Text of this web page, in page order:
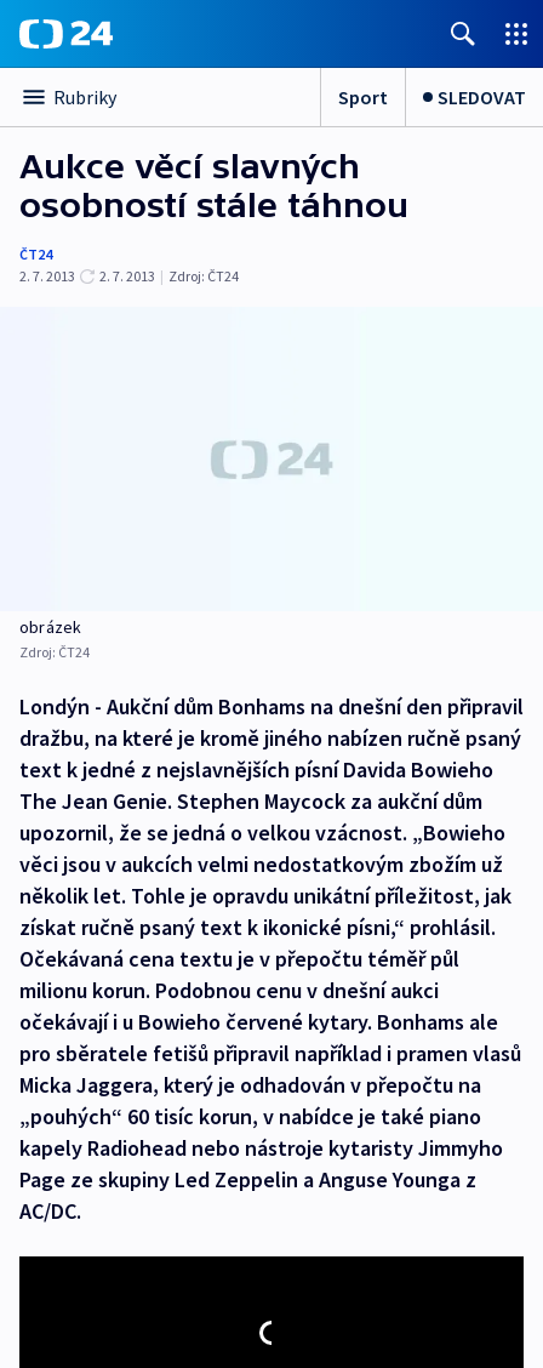
Rubriky Sport SLEDOVAT
Aukce věcí slavných
osobností stále táhnou
ČT24
2. 7. 2013
2. 7. 2013 | Zdroj: ČT24
obrázek
Zdroj: ČT24
Londýn - Aukční dům Bonhams na dnešní den připravil
dražbu, na které je kromě jiného nabízen ručně psaný
text k jedné z nejslavnějších písní Davida Bowieho
The Jean Genie. Stephen Maycock za aukční dům
upozornil, že se jedná o velkou vzácnost. „Bowieho
věci jsou v aukcích velmi nedostatkovým zbožím už
několik let. Tohle je opravdu unikátní příležitost, jak
získat ručně psaný text k ikonické písni,“ prohlásil.
Očekávaná cena textu je v přepočtu téměř půl
milionu korun. Podobnou cenu v dnešní aukci
očekávají i u Bowieho červené kytary. Bonhams ale
pro sběratele fetišů připravil například i pramen vlasů
Micka Jaggera, který je odhadován v přepočtu na
„pouhých“ 60 tisíc korun, v nabídce je také piano
kapely Radiohead nebo nástroje kytaristy Jimmyho
Page ze skupiny Led Zeppelin a Anguse Younga z
AC/DC.